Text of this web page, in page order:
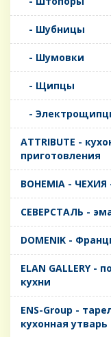
- Шубницы
- Шумовки
- Щипцы
-
ATTRIBUTE -
приготовления
BOHEMIA -
CЕВЕРСТАЛЬ -
DOMENIK -
ELAN GALLERY
кухни
ENS-Group -
кухонная утварь